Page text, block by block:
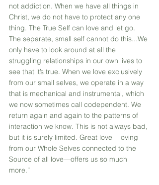
not addiction. When we have all things in
Christ, we do not have to protect any one
thing. The True Self can love and let go.
The separate, small self cannot do this...We
only have to look around at all the
struggling relationships in our own lives to
see that it’s true. When we love exclusively
from our small selves, we operate in a way
that is mechanical and instrumental, which
we now sometimes call codependent. We
return again and again to the patterns of
interaction we know. This is not always bad,
but it is surely limited. Great love—loving
from our Whole Selves connected to the
Source of all love—offers us so much
more.”